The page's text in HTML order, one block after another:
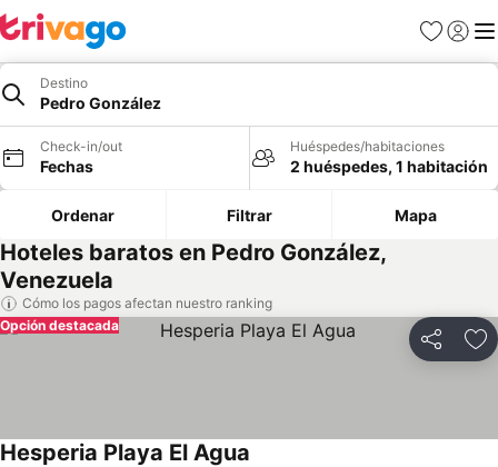
Favoritos
Iniciar
Destino
Pedro González
Check-in/out
Fechas
Huéspedes/habitaciones
2 huéspedes, 1 habitación
Ordenar Filtrar Mapa
Hoteles baratos en Pedro González,
Venezuela
Cómo los pagos afectan nuestro ranking
Compartir
Opción destacada
Hesperia Playa El Agua